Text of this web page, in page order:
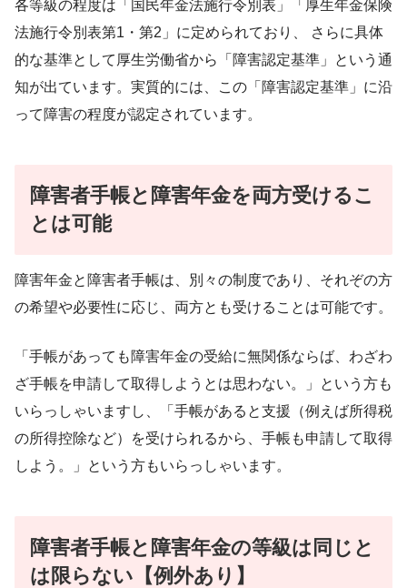
各等級の程度は「国民年金法施行令別表」「厚生年金保険
法施行令別表第1・第2」に定められており、 さらに具体
的な基準として厚生労働省から「障害認定基準」という通
知が出ています。実質的には、この「障害認定基準」に沿
って障害の程度が認定されています。
障害者手帳と障害年金を両方受けるこ
とは可能
障害年金と障害者手帳は、別々の制度であり、それぞの方
の希望や必要性に応じ、両方とも受けることは可能です。
「手帳があっても障害年金の受給に無関係ならば、わざわ
ざ手帳を申請して取得しようとは思わない。」という方も
いらっしゃいますし、「手帳があると支援（例えば所得税
の所得控除など）を受けられるから、手帳も申請して取得
しよう。」という方もいらっしゃいます。
障害者手帳と障害年金の等級は同じと
は限らない【例外あり】